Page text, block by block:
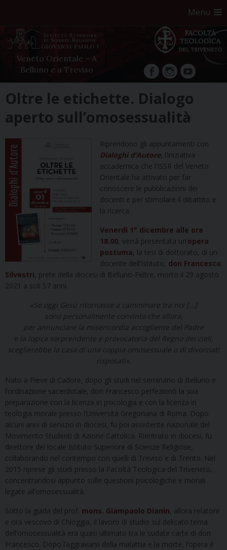
Menu
Veneto Orientale – A
Belluno e a Treviso
facebookInstagram
YouTube
to
content
Oltre le etichette. Dialogo
aperto sull’omosessualità
Riprendono gli appuntamenti con
Dialoghi d’Autore, l’iniziativa
accademica che l’ISSR del Veneto
Orientale ha attivato per far
conoscere le pubblicazioni dei
docenti e per stimolare il dibattito e
la ricerca.
Venerdì 1° dicembre alle ore
18.00, verrà presentata un’opera
postuma, la tesi di dottorato, di un
docente dell’Istituto, don Francesco
Silvestri, prete della diocesi di Belluno-Feltre, morto il 29 agosto
2021 a soli 57 anni.
«Se oggi Gesù ritornasse a camminare tra noi […]
sono personalmente convinto che allora,
per annunciare la misericordia accogliente del Padre
e la logica sorprendente e provocatoria del Regno dei cieli,
sceglierebbe la casa di una coppia omosessuale o di divorziati
risposati».
Nato a Pieve di Cadore, dopo gli studi nel seminario di Belluno e
l’ordinazione sacerdotale, don Francesco perfezionò la sua
preparazione con la licenza in psicologia e con la licenza in
teologia morale presso l’Università Gregoriana di Roma. Dopo
alcuni anni di servizio in diocesi, fu poi assistente nazionale del
Movimento Studenti di Azione Cattolica. Rientrato in diocesi, fu
direttore del locale Istituto Superiore di Scienze Religiose,
collaborando nel contempo con quelli di Treviso e di Trento. Nel
2015 riprese gli studi presso la Facoltà Teologica del Triveneto,
concentrandosi appunto sulle questioni psicologiche e morali
legate all’omosessualità.
Sotto la guida del prof. mons. Giampaolo Dianin, allora relatore
e ora vescovo di Chioggia, il lavoro di studio sul delicato tema
dell’omosessualità era quasi ultimato tra le sudate carte di don
Francesco. Dopo l’aggravarsi della malattia e la morte, l’opera è